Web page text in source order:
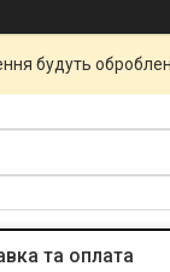
будуть
та оплата